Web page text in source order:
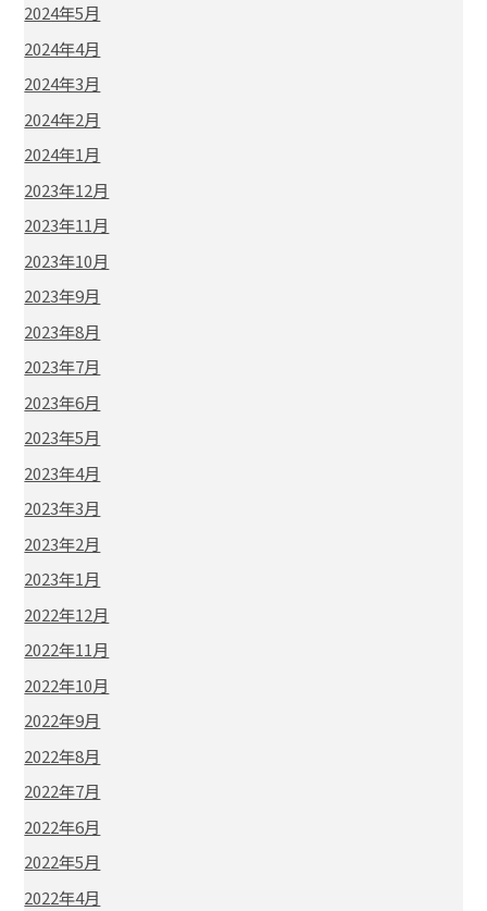
2024年5月
2024年4月
2024年3月
2024年2月
2024年1月
2023年12月
2023年11月
2023年10月
2023年9月
2023年8月
2023年7月
2023年6月
2023年5月
2023年4月
2023年3月
2023年2月
2023年1月
2022年12月
2022年11月
2022年10月
2022年9月
2022年8月
2022年7月
2022年6月
2022年5月
2022年4月